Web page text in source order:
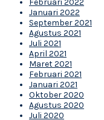
Februari 2022
Januari 2022
September 2021
Agustus 2021
Juli 2021
April 2021
Maret 2021
Februari 2021
Januari 2021
Oktober 2020
Agustus 2020
Juli 2020